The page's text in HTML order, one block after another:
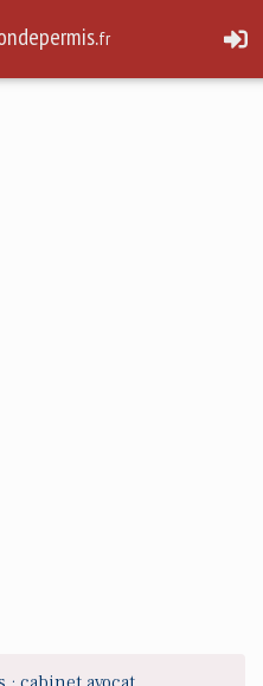
fr